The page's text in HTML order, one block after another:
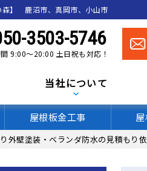
森】 鹿沼市、真岡市、小山市
3503-5746
9:00～20:00 土日祝も対応！
当社について
屋根板金工事
外壁塗装・ベランダ防水の見積もり